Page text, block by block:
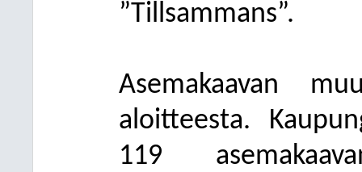
”Tillsammans”.
Asemakaavan
aloitteesta.
119